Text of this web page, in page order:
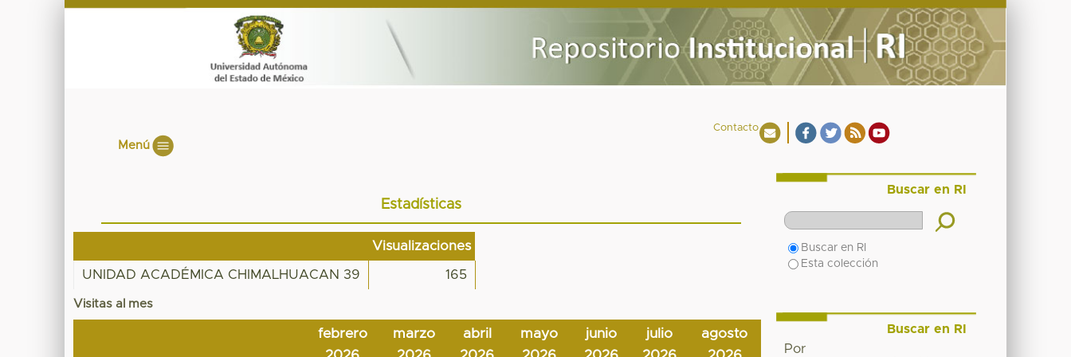
Contacto
Menú
Estadísticas
Visualizaciones
UNIDAD ACADÉMICA CHIMALHUACAN 39 165
Visitas al mes
febrero
marzo
abril
mayo
junio
julio
agosto
Buscar en RI
Buscar en RI
Esta colección
Buscar en RI
Por